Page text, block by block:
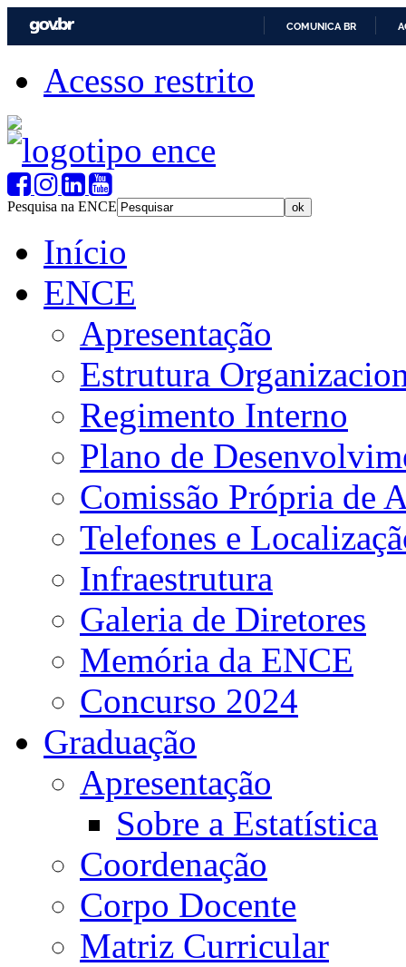
COMUNICA BR
Acesso restrito
Pesquisa na ENCE
Início
ENCE
Apresentação
Estrutura
Regimento Interno
Plano de
Comissão Própria de
Telefones e
Infraestrutura
Galeria de Diretores
Memória da ENCE
Concurso 2024
Graduação
Apresentação
Sobre a Estatística
Coordenação
Corpo Docente
Matriz Curricular